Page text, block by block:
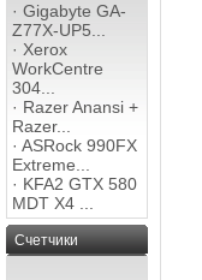
· Gigabyte GA-
Z77X-UP5...
· Xerox
WorkCentre
304...
· Razer Anansi +
Razer...
· ASRock 990FX
Extreme...
· KFA2 GTX 580
MDT X4 ...
Счетчики